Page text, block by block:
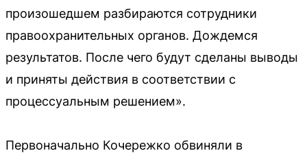
произошедшем разбираются сотрудники
правоохранительных органов. Дождемся
результатов. После чего будут сделаны выводы
и приняты действия в соответствии с
процессуальным решением».
Первоначально Кочережко обвиняли в